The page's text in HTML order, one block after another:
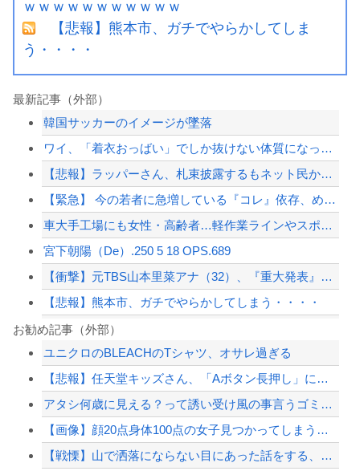
ｗｗｗｗｗｗｗｗｗｗｗ
【悲報】熊本市、ガチでやらかしてしま
う・・・・
最新記事（外部）
韓国サッカーのイメージが墜落
ワイ、「着衣おっばい」でしか抜けない体質になってしまうｗｗｗｗｗ
【悲報】ラッパーさん、札束披露するもネット民から「新社会人の初ボーナスくらいしか...
【緊急】 今の若者に急増している『コレ』依存、めちゃくちゃ深刻な模様w w w ...
車大手工場にも女性・高齢者…軽作業ラインやスポットワーク
宮下朝陽（De）.250 5 18 OPS.689
【衝撃】元TBS山本里菜アナ（32）、『重大発表』キタァアアアアーーーー！！
【悲報】熊本市、ガチでやらかしてしまう・・・・
【悲報】Motorolaのスマホ、ポンコツすぎる
東京駅近くに「地下シェルター」整備を正式表明…小池百合子知事「多くの方が滞在、施...
イギリス経済紙「日本の年金制度は低レベル、Cランクに位置づけられる」
【配信者】「金バエ」のSNS更新が1週間途絶え、様々な憶測が飛び交う。1週間ぶり...
【緊急速報】NYで警官が黒人男性の首を絞め、暴動第二波不可避へ
お勧め記事（外部）
ユニクロのBLEACHのTシャツ、オサレ過ぎる
【悲報】任天堂キッズさん、「Aボタン長押し」に気づかず任天堂に修正させてしまう
アタシ何歳に見える？って誘い受け風の事言うゴミってまだ生存してるよね～
【画像】顔20点身体100点の女子見つかってしまうｗｗｗｗｗｗｗｗ
【戦慄】山で洒落にならない目にあった話をする、オカルト系で